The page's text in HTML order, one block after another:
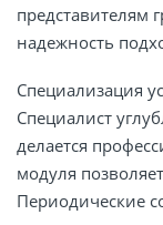
представителям
надежность
Специализация
Специалист
делается
модуля
Периодические